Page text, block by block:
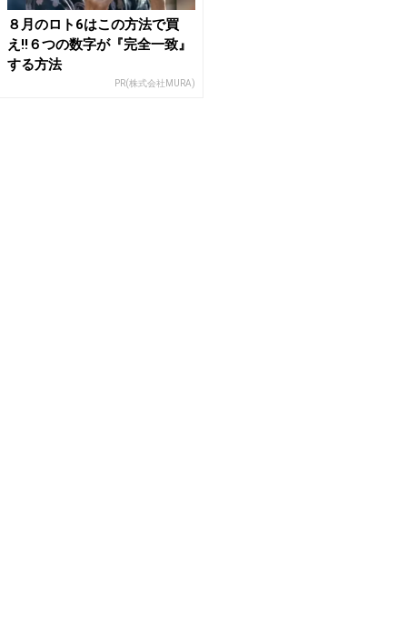
８月のロト6はこの方法で買
え!!６つの数字が『完全一致』
する方法
PR(株式会社MURA)